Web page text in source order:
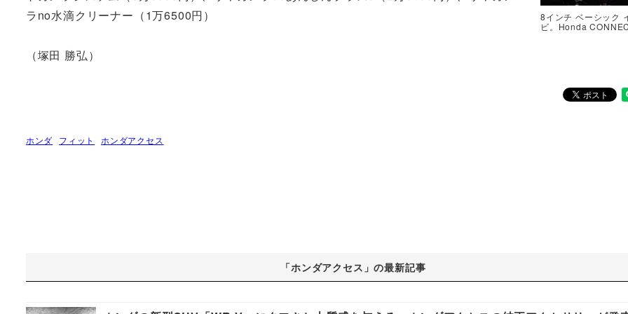
8インチ ベーシック
ビ。Honda
ラno水滴クリーナー（1万6500円）
（塚田 勝弘）
ホンダ フィット ホンダアクセス
「ホンダアクセス」の最新記事